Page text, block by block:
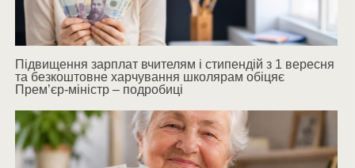
Підвищення зарплат вчителям і стипендій з 1 вересня
та безкоштовне харчування школярам обіцяє
Прем’єр-міністр – подробиці